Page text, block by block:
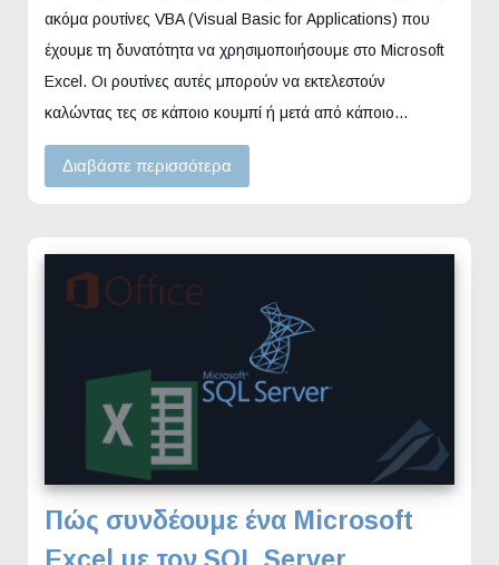
ακόμα ρουτίνες VBA (Visual Basic for Applications) που
έχουμε τη δυνατότητα να χρησιμοποιήσουμε στο Microsoft
Excel. Οι ρουτίνες αυτές μπορούν να εκτελεστούν
καλώντας τες σε κάποιο κουμπί ή μετά από κάποιο…
Διαβάστε περισσότερα
Πώς συνδέουμε ένα Microsoft
Excel με τον SQL Server